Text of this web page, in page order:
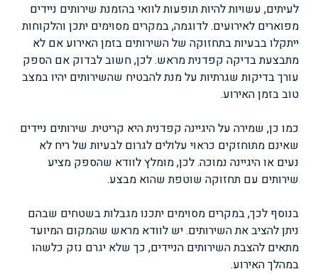
לעיתים, עשויות להיות תופעות לוואי בהזמנת שירותים ניידים
מפוארים לאירועים. לדוגמה, במקרים מסוימים יתכן והלקוחות
ייתקלו בבעיות בתחזוקה של השירותים בזמן האירוע אם לא
מתבצעת בדיקה קפדנית מראש. לכן, חשוב לבדוק אם הספק
עורך בדיקות שגרתיות על מנת להבטיח שהשירותים יהיו במצב
טוב בזמן האירוע.
כמו כן, שמירה על היגיינה קפדנית היא קריטית. שירותים ניידים
שאינם מתוחזקים כראוי עלולים לגרום לבעיות של ריח לא
נעים או היגיינה נמוכה. לכן, מומלץ לוודא שהספק מציע
שירותים עם תחזוקה שוטפת שהוא מבצע.
בנוסף לכך, במקרים מסוימים יתכנו מגבלות בשטחים שבהם
ניתן להציב את השירותים. יש לוודא מראש שהמקום המיועד
מתאים להצבת השירותים הניידים, כך שלא יגרם נזק כלשהו
במהלך האירוע.